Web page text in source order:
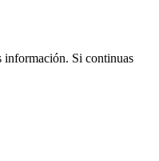
información. Si continuas